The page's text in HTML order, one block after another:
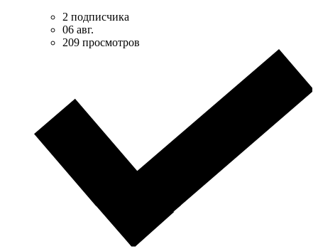
2 подписчика
06 авг.
209 просмотров